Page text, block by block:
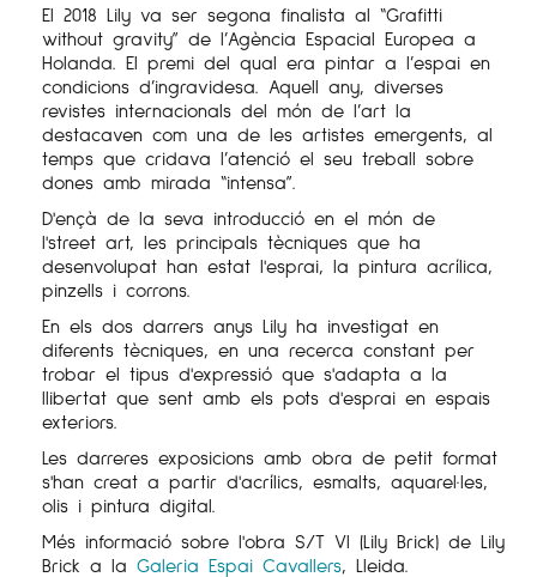
El 2018 Lily va ser segona finalista al “Grafitti
without gravity” de l’Agència Espacial Europea a
Holanda. El premi del qual era pintar a l’espai en
condicions d’ingravidesa. Aquell any, diverses
revistes internacionals del món de l’art la
destacaven com una de les artistes emergents, al
temps que cridava l’atenció el seu treball sobre
dones amb mirada “intensa”.
D'ençà de la seva introducció en el món de
l'street art, les principals tècniques que ha
desenvolupat han estat l'esprai, la pintura acrílica,
pinzells i corrons.
En els dos darrers anys Lily ha investigat en
diferents tècniques, en una recerca constant per
trobar el tipus d'expressió que s'adapta a la
llibertat que sent amb els pots d'esprai en espais
exteriors.
Les darreres exposicions amb obra de petit format
s'han creat a partir d'acrílics, esmalts, aquarel·les,
olis i pintura digital.
Més informació sobre l'obra S/T VI (Lily Brick) de Lily
Brick a la Galeria Espai Cavallers , Lleida.